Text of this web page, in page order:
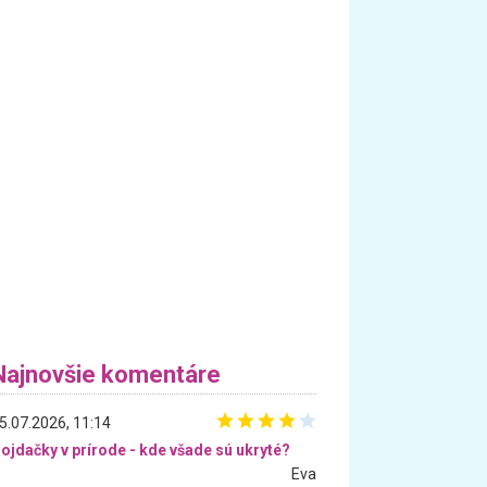
komentáre
11:14
v prírode - kde všade sú ukryté?
Eva